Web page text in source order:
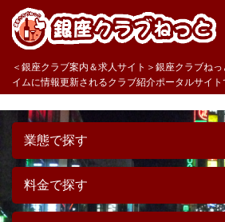
＜銀座クラブ案内＆求人サイト＞銀座クラブね
イムに情報更新されるクラブ紹介ポータルサイト
業態で探す
料金で探す